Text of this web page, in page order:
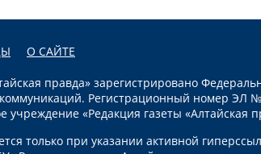
О САЙТЕ
правда» зарегистрировано
Регистрационный номер ЭЛ
«Редакция газеты «Алтайская
только при указании активной